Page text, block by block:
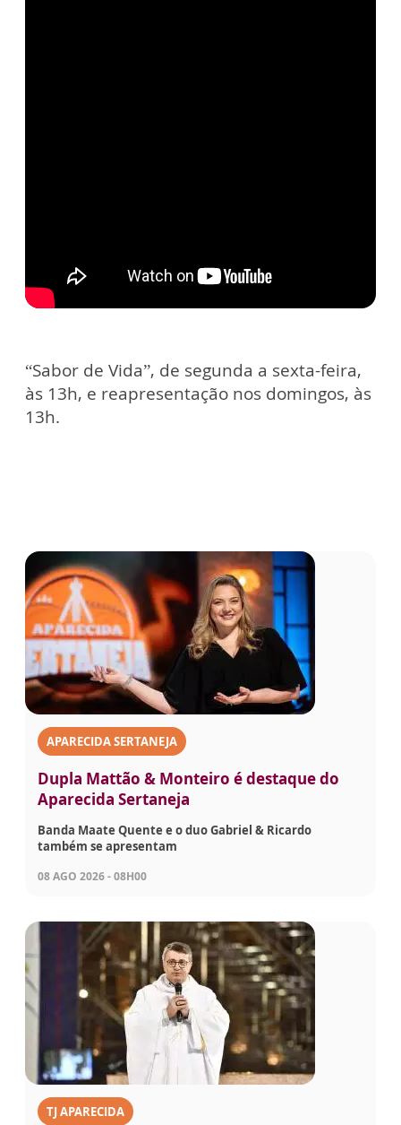
“Sabor de Vida”, de segunda a sexta-feira,
às 13h, e reapresentação nos domingos, às
13h.
APARECIDA SERTANEJA
Dupla Mattão & Monteiro é destaque do
Aparecida Sertaneja
Banda Maate Quente e o duo Gabriel & Ricardo
também se apresentam
08 AGO 2026 - 08H00
TJ APARECIDA